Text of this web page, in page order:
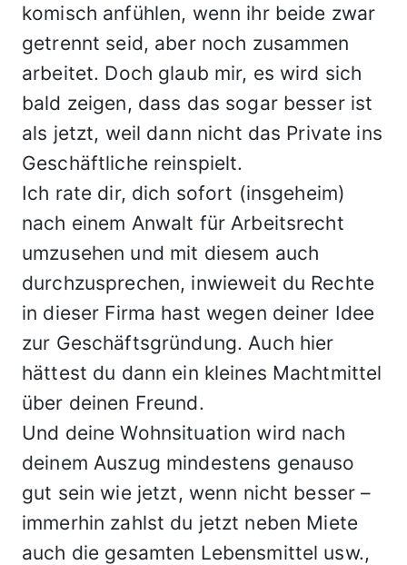
komisch anfühlen, wenn ihr beide zwar
getrennt seid, aber noch zusammen
arbeitet. Doch glaub mir, es wird sich
bald zeigen, dass das sogar besser ist
als jetzt, weil dann nicht das Private ins
Geschäftliche reinspielt.
Ich rate dir, dich sofort (insgeheim)
nach einem Anwalt für Arbeitsrecht
umzusehen und mit diesem auch
durchzusprechen, inwieweit du Rechte
in dieser Firma hast wegen deiner Idee
zur Geschäftsgründung. Auch hier
hättest du dann ein kleines Machtmittel
über deinen Freund.
Und deine Wohnsituation wird nach
deinem Auszug mindestens genauso
gut sein wie jetzt, wenn nicht besser –
immerhin zahlst du jetzt neben Miete
auch die gesamten Lebensmittel usw.,